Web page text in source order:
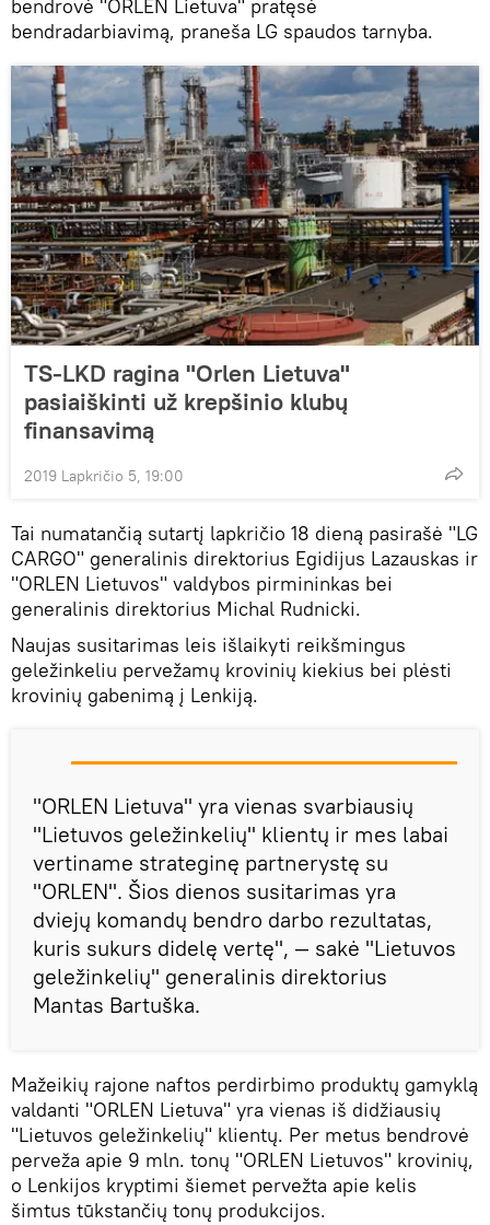
bendrovė "ORLEN Lietuva" pratęsė
bendradarbiavimą, praneša LG spaudos tarnyba.
TS-LKD ragina "Orlen Lietuva"
pasiaiškinti už krepšinio klubų
finansavimą
2019 Lapkričio 5, 19:00
Tai numatančią sutartį lapkričio 18 dieną pasirašė "LG
CARGO" generalinis direktorius Egidijus Lazauskas ir
"ORLEN Lietuvos" valdybos pirmininkas bei
generalinis direktorius Michal Rudnicki.
Naujas susitarimas leis išlaikyti reikšmingus
geležinkeliu pervežamų krovinių kiekius bei plėsti
krovinių gabenimą į Lenkiją.
"ORLEN Lietuva" yra vienas svarbiausių
"Lietuvos geležinkelių" klientų ir mes labai
vertiname strateginę partnerystę su
"ORLEN". Šios dienos susitarimas yra
dviejų komandų bendro darbo rezultatas,
kuris sukurs didelę vertę", — sakė "Lietuvos
geležinkelių" generalinis direktorius
Mantas Bartuška.
Mažeikių rajone naftos perdirbimo produktų gamyklą
valdanti "ORLEN Lietuva" yra vienas iš didžiausių
"Lietuvos geležinkelių" klientų. Per metus bendrovė
perveža apie 9 mln. tonų "ORLEN Lietuvos" krovinių,
o Lenkijos kryptimi šiemet pervežta apie kelis
šimtus tūkstančių tonų produkcijos.